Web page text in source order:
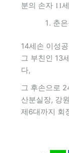
분의 손자 11
춘
14세손 이성
그 부친인 13
다,
그 후손으로
산분실장, 강
제6대까지 회